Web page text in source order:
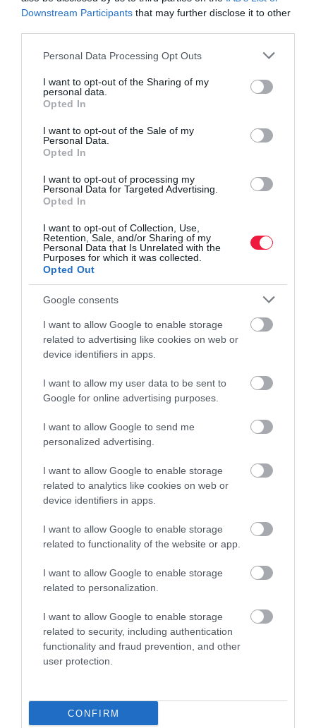
Downstream Participants that may further disclose it to other
Please note that this website/app uses one or more Google
not limited to your visit or usage behaviour. You may click to
grant or deny consent to Google and its third-party tags to
use your data for below specified purposes in below Google
consent section.
Personal Data Processing Opt Outs
I want to opt-out of the Sharing of my
personal data.
Opted In
I want to opt-out of the Sale of my
Personal Data.
Opted In
I want to opt-out of processing my
Personal Data for Targeted Advertising.
Opted In
I want to opt-out of Collection, Use,
Retention, Sale, and/or Sharing of my
Personal Data that Is Unrelated with the
Purposes for which it was collected.
Opted Out
Google consents
I want to allow Google to enable storage
related to advertising like cookies on web or
device identifiers in apps.
I want to allow my user data to be sent to
Google for online advertising purposes.
I want to allow Google to send me
personalized advertising.
I want to allow Google to enable storage
related to analytics like cookies on web or
device identifiers in apps.
I want to allow Google to enable storage
related to functionality of the website or app.
I want to allow Google to enable storage
related to personalization.
I want to allow Google to enable storage
related to security, including authentication
functionality and fraud prevention, and other
user protection.
CONFIRM
90 naponta változtassuk meg a jelszavakat
használjunkjelszómenedzserta kulcsok biztonságos és
egyszerű kezeléséhez
hacker kiberbiztonság
Ördögi hőspirál
Benne vagyunk az ördögi körben: minél jobban hűtünk az extrém